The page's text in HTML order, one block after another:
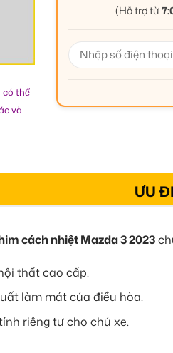
có thể
và
(Hỗ trợ từ
ƯU
cách nhiệt Mazda 3 2023
thất cao cấp.
làm mát của điều hòa.
riêng tư cho chủ xe.